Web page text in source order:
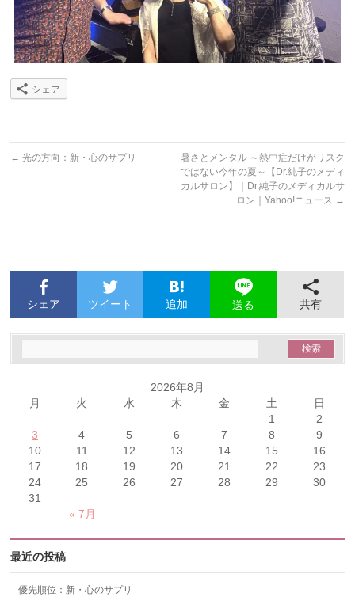
シェア
← 光の方向：新・心のサプリ
暑さとメンタル ～熱中症だけがリスク
ではない今年の夏～【Dr.純子のメディ
カルサロン】｜Dr.純子のメディカルサ
ロン｜Yahoo!ニュース →
シェア ツイート 追加 送る 共有
2026年8月
月
火 水 木 金 土 日
« 7月
1
2
3
4 5 6 7 8
9
10
11 12 13 14 15
16
17
18 19 20 21 22
23
24
25 26 27 28 29
30
31
最近の投稿
優先順位：新・心のサプリ